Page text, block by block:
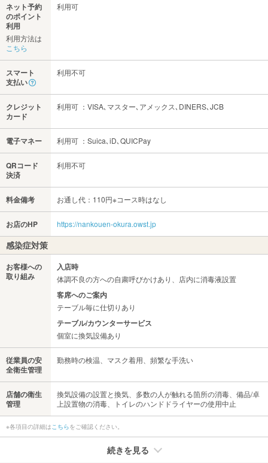
ネット予約
のポイント
利用
利用方法は
こちら
利用可
スマート
支払い
利用不可
クレジット
カード
利用可 ：VISA､マスター､アメックス､DINERS､JCB
電子マネー 利用可 ：Suica､iD､QUICPay
QRコード
決済
利用不可
料金備考 お通し代：110円※コース時はなし
お店のHP https://nankouen-okura.owst.jp
感染症対策
お客様への
取り組み
入店時
体調不良の方への自粛呼びかけあり、店内に消毒液設置
客席へのご案内
テーブル毎に仕切りあり
テーブル/カウンターサービス
個室に換気設備あり
従業員の安
全衛生管理
勤務時の検温、マスク着用、頻繁な手洗い
店舗の衛生
管理
換気設備の設置と換気、多数の人が触れる箇所の消毒、備品/卓
上設置物の消毒、トイレのハンドドライヤーの使用中止
※各項目の詳細は こちらをご確認ください。
続きを見る